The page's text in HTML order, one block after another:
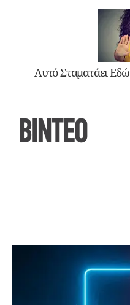
Αυτό Σταματάει Εδώ
ΒΙΝΤΕΟ